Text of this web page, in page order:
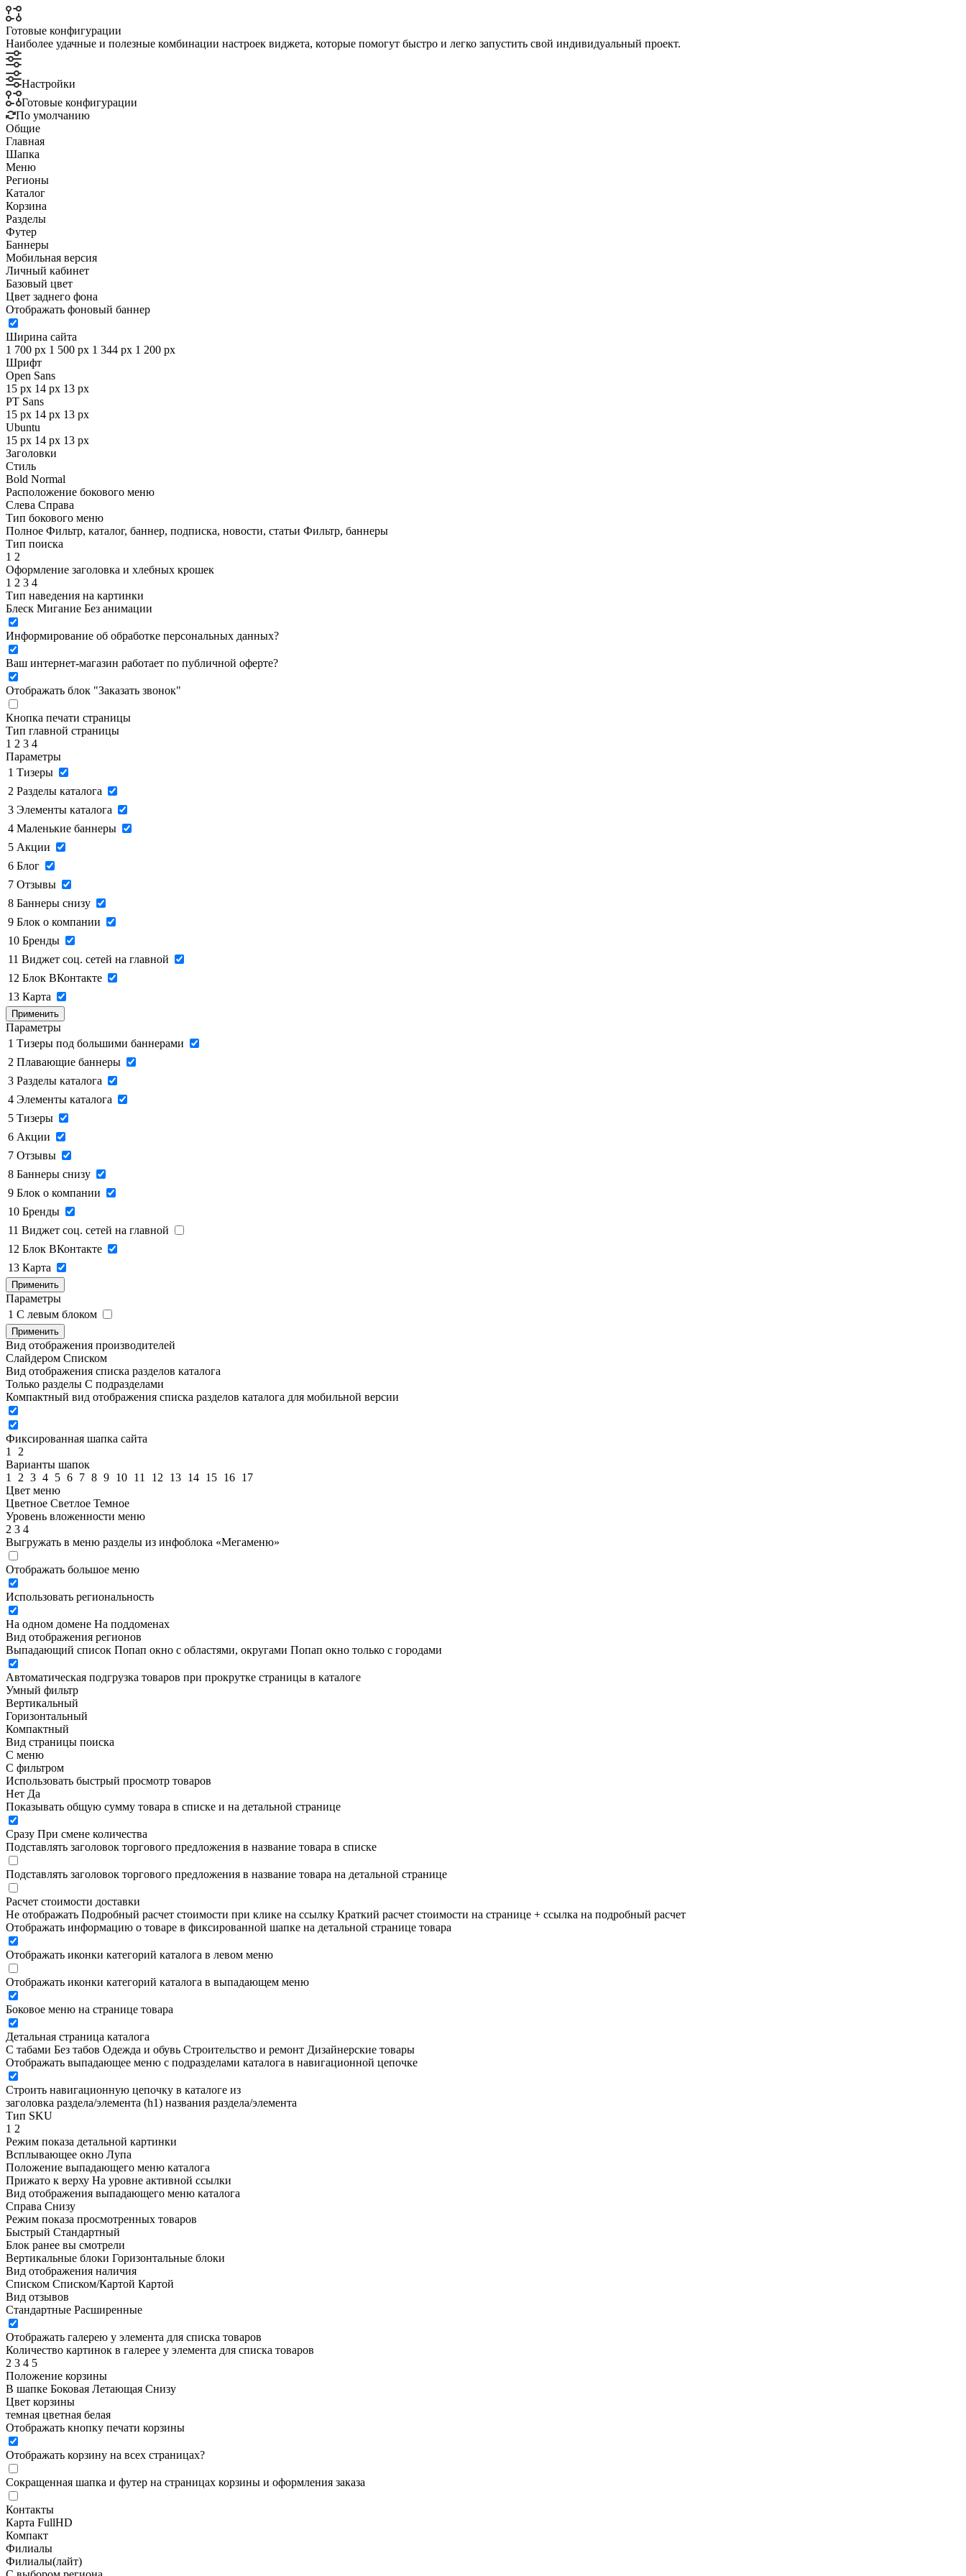
Готовые конфигурации
Наиболее удачные и полезные комбинации настроек виджета, которые помогут быстро и легко запустить свой индивидуальный проект.
Настройки
Готовые конфигурации
По умолчанию
Общие
Главная
Шапка
Меню
Регионы
Каталог
Корзина
Разделы
Футер
Баннеры
Мобильная версия
Личный кабинет
Базовый цвет
Цвет заднего фона
Отображать фоновый баннер
Ширина сайта
1 700 px 1 500 px 1 344 px 1 200 px
Шрифт
Open Sans
15 px 14 px 13 px
PT Sans
15 px 14 px 13 px
Ubuntu
15 px 14 px 13 px
Заголовки
Стиль
Bold Normal
Расположение бокового меню
Слева Справа
Тип бокового меню
Полное Фильтр, каталог, баннер, подписка, новости, статьи Фильтр, баннеры
Тип поиска
1 2
Оформление заголовка и хлебных крошек
1 2 3 4
Тип наведения на картинки
Блеск Мигание Без анимации
Информирование об обработке персональных данных?
Ваш интернет-магазин работает по публичной оферте?
Отображать блок "Заказать звонок"
Кнопка печати страницы
Тип главной страницы
1 2 3 4
Параметры
1 Тизеры
2 Разделы каталога
3 Элементы каталога
4 Маленькие баннеры
5 Акции
6 Блог
7 Отзывы
8 Баннеры снизу
9 Блок о компании
10 Бренды
11 Виджет соц. сетей на главной
12 Блок ВКонтакте
13 Карта
Применить
Параметры
1 Тизеры под большими баннерами
2 Плавающие баннеры
3 Разделы каталога
4 Элементы каталога
5 Тизеры
6 Акции
7 Отзывы
8 Баннеры снизу
9 Блок о компании
10 Бренды
11 Виджет соц. сетей на главной
12 Блок ВКонтакте
13 Карта
Применить
Параметры
1 C левым блоком
Применить
Вид отображения производителей
Слайдером Списком
Вид отображения списка разделов каталога
Только разделы С подразделами
Компактный вид отображения списка разделов каталога для мобильной версии
Фиксированная шапка сайта
1
2
Варианты шапок
1
2 3 4 5 6 7 8 9 10 11 12 13 14 15 16 17
Цвет меню
Цветное Светлое Темное
Уровень вложенности меню
2 3 4
Выгружать в меню разделы из инфоблока «Мегаменю»
Отображать большое меню
Использовать региональность
На одном домене На поддоменах
Вид отображения регионов
Выпадающий список Попап окно c областями, округами Попап окно только с городами
Автоматическая подгрузка товаров при прокрутке страницы в каталоге
Умный фильтр
Вертикальный
Горизонтальный
Компактный
Вид страницы поиска
С меню
С фильтром
Использовать быстрый просмотр товаров
Нет Да
Показывать общую сумму товара в списке и на детальной странице
Сразу При смене количества
Подставлять заголовок торгового предложения в название товара в списке
Подставлять заголовок торгового предложения в название товара на детальной странице
Расчет стоимости доставки
Не отображать Подробный расчет стоимости при клике на ссылку Краткий расчет стоимости на странице + ссылка на подробный расчет
Отображать информацию о товаре в фиксированной шапке на детальной странице товара
Отображать иконки категорий каталога в левом меню
Отображать иконки категорий каталога в выпадающем меню
Боковое меню на странице товара
Детальная страница каталога
С табами Без табов Одежда и обувь Строительство и ремонт Дизайнерские товары
Отображать выпадающее меню с подразделами каталога в навигационной цепочке
Строить навигационную цепочку в каталоге из
заголовка раздела/элемента (h1) названия раздела/элемента
Тип SKU
1 2
Режим показа детальной картинки
Всплывающее окно Лупа
Положение выпадающего меню каталога
Прижато к верху На уровне активной ссылки
Вид отображения выпадающего меню каталога
Справа Снизу
Режим показа просмотренных товаров
Быстрый Стандартный
Блок ранее вы смотрели
Вертикальные блоки Горизонтальные блоки
Вид отображения наличия
Списком Списком/Картой Картой
Вид отзывов
Стандартные Расширенные
Отображать галерею у элемента для списка товаров
Количество картинок в галерее у элемента для списка товаров
2 3 4 5
Положение корзины
В шапке Боковая Летающая Снизу
Цвет корзины
темная цветная белая
Отображать кнопку печати корзины
Отображать корзину на всех страницах?
Сокращенная шапка и футер на страницах корзины и оформления заказа
Контакты
Карта FullHD
Компакт
Филиалы
Филиалы(лайт)